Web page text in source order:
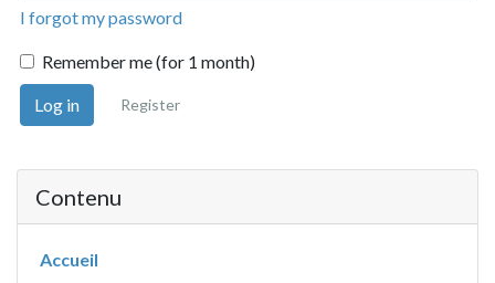
I forgot my password
Remember me (for 1 month)
Log in Register
Contenu
Accueil